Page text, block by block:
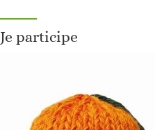
Je participe